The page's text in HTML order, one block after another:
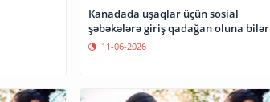
Kanadada uşaqlar üçün sosial
şəbəkələrə giriş qadağan oluna bilər
11-06-2026